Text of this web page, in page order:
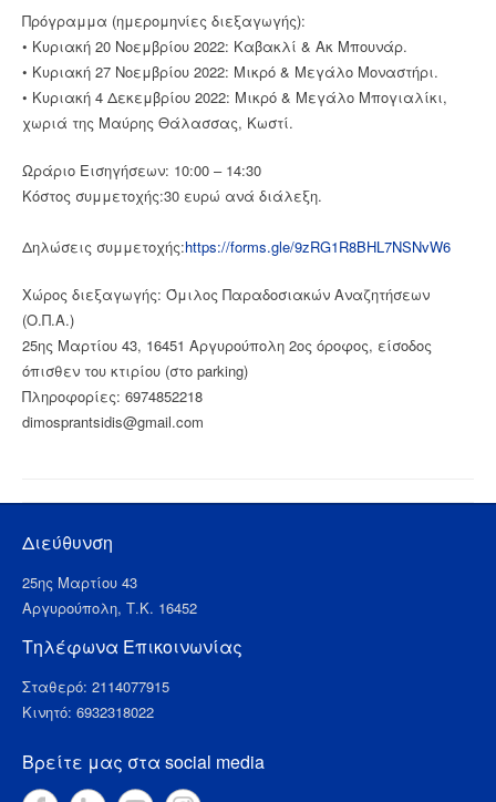
Πρόγραμμα (ημερομηνίες διεξαγωγής):
• Κυριακή 20 Νοεμβρίου 2022: Καβακλί & Ακ Μπουνάρ.
• Κυριακή 27 Νοεμβρίου 2022: Μικρό & Μεγάλο Μοναστήρι.
• Κυριακή 4 Δεκεμβρίου 2022: Μικρό & Μεγάλο Μπογιαλίκι,
χωριά της Μαύρης Θάλασσας, Κωστί.
Ωράριο Εισηγήσεων: 10:00 – 14:30
Κόστος συμμετοχής:30 ευρώ ανά διάλεξη.
Δηλώσεις συμμετοχής:https://forms.gle/9zRG1R8BHL7NSNvW6
Χώρος διεξαγωγής: Όμιλος Παραδοσιακών Αναζητήσεων
(Ο.Π.Α.)
25ης Μαρτίου 43, 16451 Αργυρούπολη 2ος όροφος, είσοδος
όπισθεν του κτιρίου (στο parking)
Πληροφορίες: 6974852218
dimosprantsidis@gmail.com
Διεύθυνση
25ης Μαρτίου 43
Αργυρούπολη, Τ.Κ. 16452
Τηλέφωνα Επικοινωνίας
Σταθερό: 2114077915
Κινητό: 6932318022
Βρείτε μας στα social media